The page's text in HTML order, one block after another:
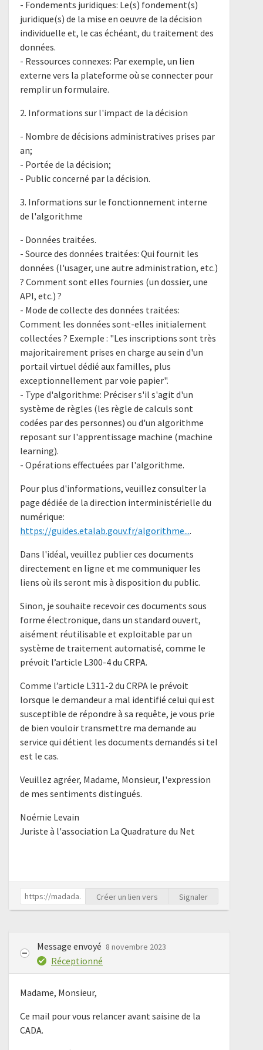
- Fondements juridiques: Le(s) fondement(s)
juridique(s) de la mise en oeuvre de la décision
individuelle et, le cas échéant, du traitement des
données.
- Ressources connexes: Par exemple, un lien
externe vers la plateforme où se connecter pour
remplir un formulaire.
2. Informations sur l'impact de la décision
- Nombre de décisions administratives prises par
an;
- Portée de la décision;
- Public concerné par la décision.
3. Informations sur le fonctionnement interne
de l'algorithme
- Données traitées.
- Source des données traitées: Qui fournit les
données (l'usager, une autre administration, etc.)
? Comment sont elles fournies (un dossier, une
API, etc.) ?
- Mode de collecte des données traitées:
Comment les données sont-elles initialement
collectées ? Exemple : "Les inscriptions sont très
majoritairement prises en charge au sein d'un
portail virtuel dédié aux familles, plus
exceptionnellement par voie papier".
- Type d'algorithme: Préciser s'il s'agit d'un
système de règles (les règle de calculs sont
codées par des personnes) ou d'un algorithme
reposant sur l'apprentissage machine (machine
learning).
- Opérations effectuées par l'algorithme.
Pour plus d'informations, veuillez consulter la
page dédiée de la direction interministérielle du
numérique:
https://guides.etalab.gouv.fr/algorithme....
Dans l'idéal, veuillez publier ces documents
directement en ligne et me communiquer les
liens où ils seront mis à disposition du public.
Sinon, je souhaite recevoir ces documents sous
forme électronique, dans un standard ouvert,
aisément réutilisable et exploitable par un
système de traitement automatisé, comme le
prévoit l’article L300-4 du CRPA.
Comme l’article L311-2 du CRPA le prévoit
lorsque le demandeur a mal identifié celui qui est
susceptible de répondre à sa requête, je vous prie
de bien vouloir transmettre ma demande au
service qui détient les documents demandés si tel
est le cas.
Veuillez agréer, Madame, Monsieur, l'expression
de mes sentiments distingués.
Noémie Levain
Juriste à l'association La Quadrature du Net
Créer un lien vers Signaler
Message envoyé 8 novembre 2023
Réceptionné
Madame, Monsieur,
Ce mail pour vous relancer avant saisine de la
CADA.